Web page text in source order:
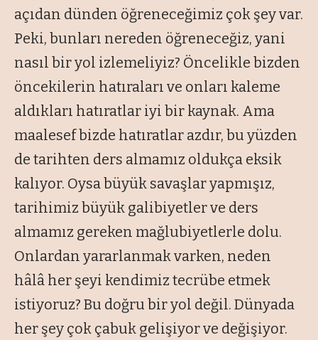
açıdan dünden öğreneceğimiz çok şey var.
Peki, bunları nereden öğreneceğiz, yani
nasıl bir yol izlemeliyiz? Öncelikle bizden
öncekilerin hatıraları ve onları kaleme
aldıkları hatıratlar iyi bir kaynak. Ama
maalesef bizde hatıratlar azdır, bu yüzden
de tarihten ders almamız oldukça eksik
kalıyor. Oysa büyük savaşlar yapmışız,
tarihimiz büyük galibiyetler ve ders
almamız gereken mağlubiyetlerle dolu.
Onlardan yararlanmak varken, neden
hâlâ her şeyi kendimiz tecrübe etmek
istiyoruz? Bu doğru bir yol değil. Dünyada
her şey çok çabuk gelişiyor ve değişiyor.